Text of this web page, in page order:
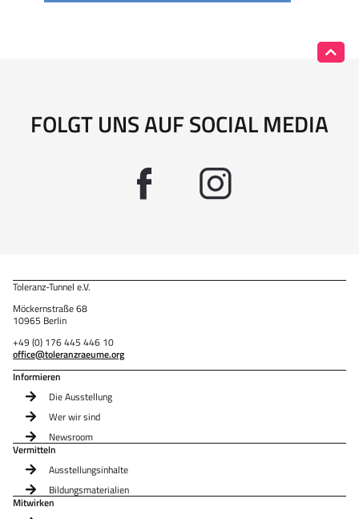
FOLGT UNS AUF SOCIAL MEDIA
Toleranz-Tunnel e.V.
Möckernstraße 68
10965 Berlin
+49 (0) 176 445 446 10
office@toleranzraeume.org
Informieren
Die Ausstellung
Wer wir sind
Newsroom
Vermitteln
Ausstellungsinhalte
Bildungsmaterialien
Mitwirken